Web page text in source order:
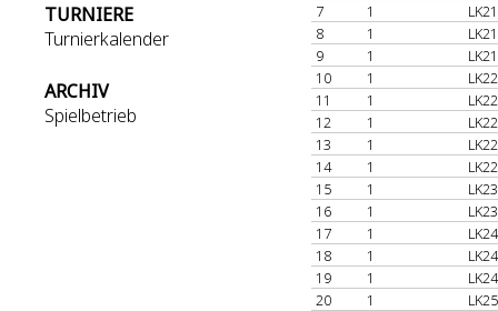
TURNIERE
Turnierkalender
ARCHIV
Spielbetrieb
7
1
8
1
9
1
10
1
11
1
12
1
13
1
14
1
15
1
16
1
17
1
18
1
19
1
20
1